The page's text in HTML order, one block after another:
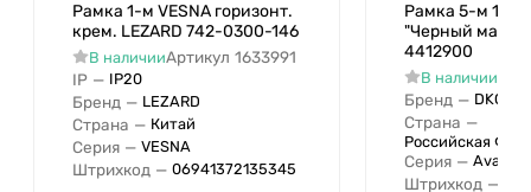
Подходит для монтажа
электроустановочных изделий в
кабель-канал
Для скрытого монтажа
Исполнение для скрытого
монтажа
Подходит для встроенного
Рамка 1-м VESNA горизонт.
крем. LEZARD 742-0300-146
В наличииАртикул 1633991
IP — IP20
Бренд — LEZARD
Страна — Китай
Серия — VESNA
Штрихкод — 06941372135345
Рамка 5-м
"Черный
4412900
В наличии
Бренд — DKC
Страна —
Российская
Серия — Avanti
Штрихкод —